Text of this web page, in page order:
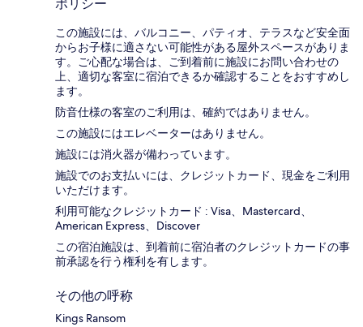
ポリシー
この施設には、バルコニー、パティオ、テラスなど安全面
からお子様に適さない可能性がある屋外スペースがありま
す。ご心配な場合は、ご到着前に施設にお問い合わせの
上、適切な客室に宿泊できるか確認することをおすすめし
ます。
防音仕様の客室のご利用は、確約ではありません。
この施設にはエレベーターはありません。
施設には消火器が備わっています。
施設でのお支払いには、クレジットカード、現金をご利用
いただけます。
利用可能なクレジットカード : Visa、Mastercard、
American Express、Discover
この宿泊施設は、到着前に宿泊者のクレジットカードの事
前承認を行う権利を有します。
その他の呼称
Kings Ransom